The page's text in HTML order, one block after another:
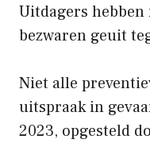
Uitdagers
bezwaren geuit
Niet alle
uitspraak in
2023, opgesteld